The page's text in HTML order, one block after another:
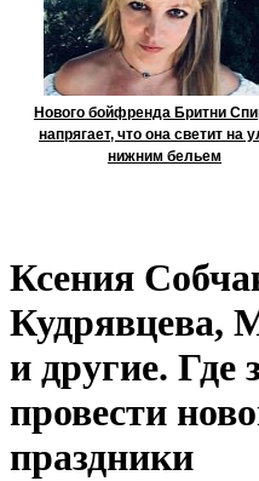
Нового бойфренда Бритни
напрягает, что она светит на
нижним бельем
Ксения
Кудрявцева,
и другие. Где
провести
праздники